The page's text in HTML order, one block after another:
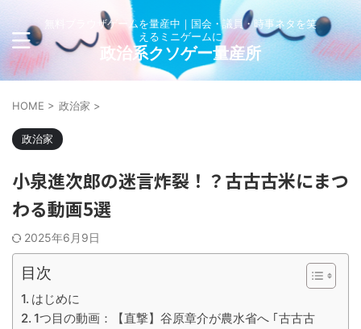
無料ブラウザゲームを量産中｜国会・議員・時事ネタを笑
えるミニゲームに
政治系クソゲー量産所
HOME > 政治家 >
政治家
小泉進次郎の迷言炸裂！？古古古米にまつ
わる動画5選
2025年6月9日
目次
はじめに
1つ目の動画：【直撃】谷原章介が農水省へ ｢古古古